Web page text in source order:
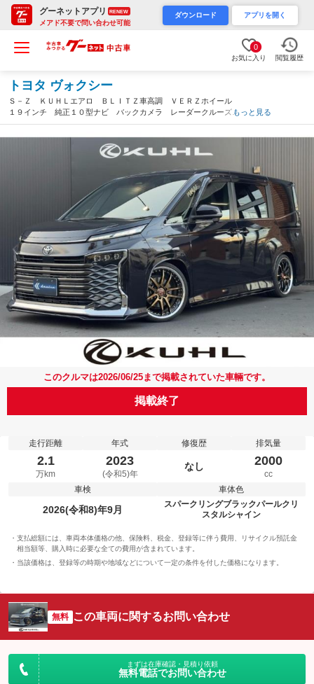
グーネットアプリ RENEW
メアド不要で問い合わせ可能
ダウンロード アプリを開く
0
お気に入り 閲覧履歴
トヨタ ヴォクシー
Ｓ－Ｚ ＫＵＨＬエアロ ＢＬＩＴＺ車高調 ＶＥＲＺホイール
１９インチ 純正１０型ナビ バックカメラ レーダークルーズ
両側電動ドア ハーフレザーシート シートヒーター ＬＥＤヘッ
もっと見る
このクルマは2026/06/25まで掲載されていた車輛です。
掲載終了
走行距離
2.1
万km
年式
2023
(令和5)年
修復歴
なし
排気量
2000
cc
車検
2026(令和8)年9月
車体色
スパークリングブラックパールクリ
スタルシャイン
支払総額には、車両本体価格の他、保険料、税金、登録等に伴う費用、リサイクル預託金
相当額等、購入時に必要な全ての費用が含まれています。
当該価格は、登録等の時期や地域などについて一定の条件を付した価格になります。
無料 この車両に関するお問い合わせ
まずは在庫確認・見積り依頼
無料電話でお問い合わせ